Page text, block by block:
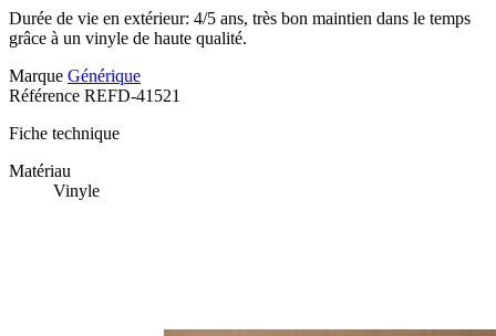
Durée de vie en extérieur: 4/5 ans, très bon maintien dans le temps
grâce à un vinyle de haute qualité.
Marque Générique
Référence REFD-41521
Fiche technique
Matériau
Vinyle